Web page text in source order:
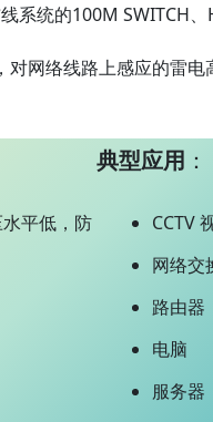
统的100M SWITCH、
网络线路上感应的雷电
平低，防
典型应用 ：
CCTV
网络交
路由器
电脑
服务器